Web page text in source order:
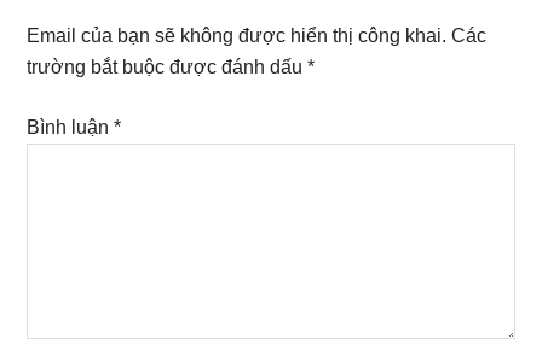
Interactions
Email của bạn sẽ không được hiển thị công khai. Các
trường bắt buộc được đánh dấu*
Bình luận*